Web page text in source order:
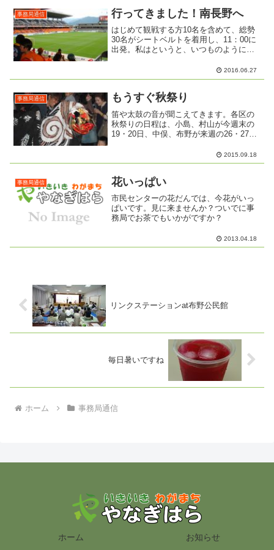
３日は第１木曜日です。桃の...
事務局通信 行ってきました！南長野へ
はじめて観戦する方10名を含めて、総勢
30名がシートベルトを着用し、11：00に
出発。私はというと、いつものようにバ
て、チケット購入希望者からお預かりし
たお金を確認する。そんなことしている
2016.06.27
事務局通信 もうすぐ秋祭り
笛や太鼓の音が聞こえてきます。各区の
秋祭りの日程は、小島、村山が今週末の
19・20日、中俣、布野が来週の26・27
ワクしますね。布野の花火も楽しみで
す。神楽・獅子舞は、神社によってちが
2015.09.18
事務局通信 花いっぱい
市民センターの花だんでは、今花がいっ
ぱいです。見に来ませんか？ついでに事
務局でお茶でもいかがですか？
2013.04.18
リンクステーションat布野公民館
毎日暑いですね
ホーム 事務局通信
ホーム お知らせ